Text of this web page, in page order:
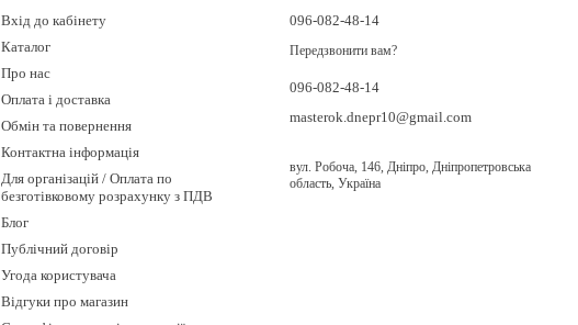
Вхід до кабінету
Каталог
Про нас
Оплата і доставка
Обмін та повернення
Контактна інформація
Для організацій / Оплата по
безготівковому розрахунку з ПДВ
Блог
Публічний договір
Угода користувача
Відгуки про магазин
096-082-48-14
Передзвонити вам?
096-082-48-14
masterok.dnepr10@gmail.com
вул. Робоча, 146, Дніпро, Дніпропетровська
область, Україна